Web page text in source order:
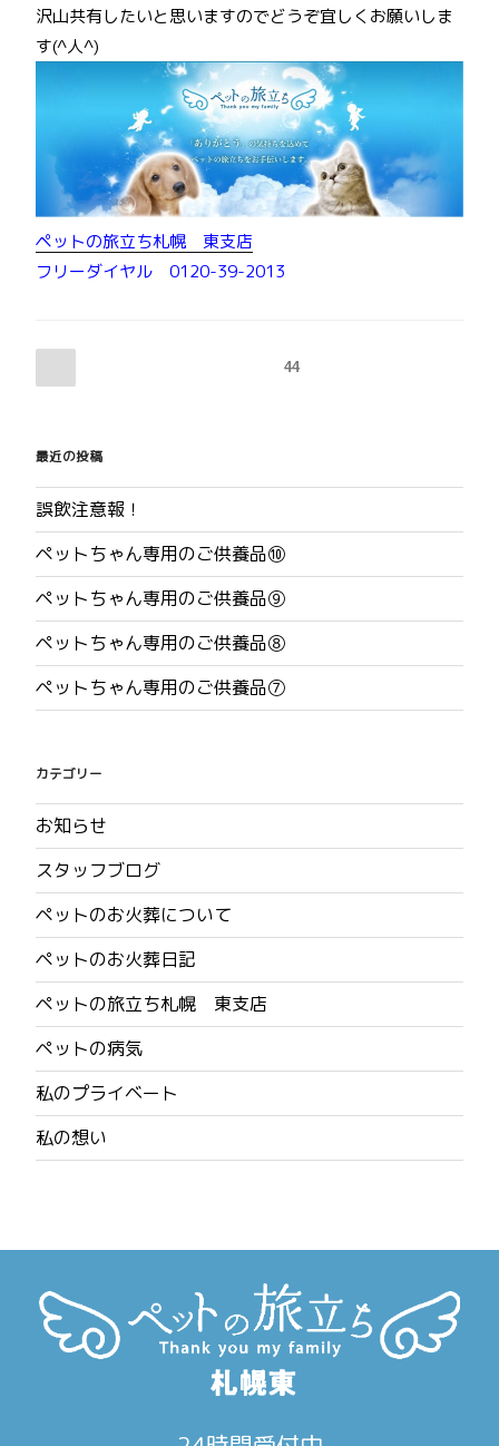
沢山共有したいと思いますのでどうぞ宜しくお願いしま
す(^人^)
ペットの旅立ち札幌 東支店
フリーダイヤル 0120-39-2013
ー
ジ
送
り
の
ジ
ページ44
最近の投稿
誤飲注意報！
ペットちゃん専用のご供養品⑩
ペットちゃん専用のご供養品⑨
ペットちゃん専用のご供養品⑧
ペットちゃん専用のご供養品⑦
カテゴリー
お知らせ
スタッフブログ
ペットのお火葬について
ペットのお火葬日記
ペットの旅立ち札幌 東支店
ペットの病気
私のプライベート
私の想い